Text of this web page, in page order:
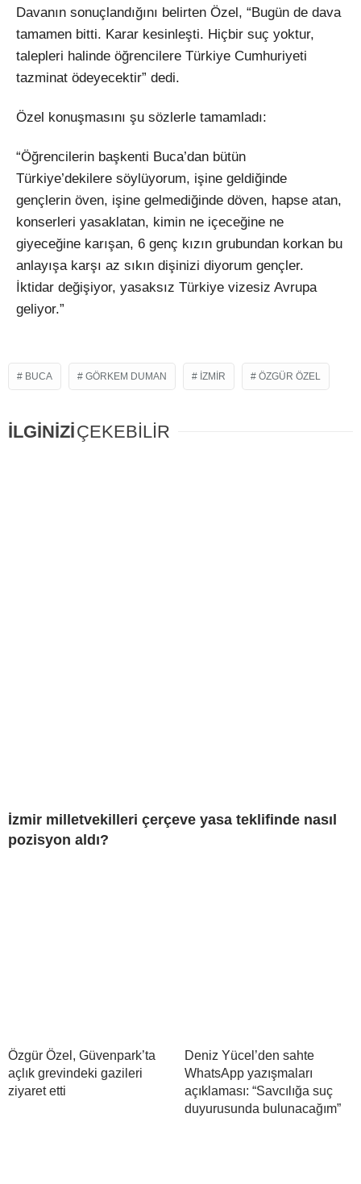
Davanın sonuçlandığını belirten Özel, “Bugün de dava
tamamen bitti. Karar kesinleşti. Hiçbir suç yoktur,
talepleri halinde öğrencilere Türkiye Cumhuriyeti
tazminat ödeyecektir” dedi.
Özel konuşmasını şu sözlerle tamamladı:
“Öğrencilerin başkenti Buca’dan bütün
Türkiye’dekilere söylüyorum, işine geldiğinde
gençlerin öven, işine gelmediğinde döven, hapse atan,
konserleri yasaklatan, kimin ne içeceğine ne
giyeceğine karışan, 6 genç kızın grubundan korkan bu
anlayışa karşı az sıkın dişinizi diyorum gençler.
İktidar değişiyor, yasaksız Türkiye vizesiz Avrupa
geliyor.”
BUCA GÖRKEM DUMAN IZMIR ÖZGÜR ÖZEL
İLGİNİZİÇEKEBİLİR
İzmir milletvekilleri çerçeve yasa teklifinde nasıl
pozisyon aldı?
Özgür Özel, Güvenpark’ta
açlık grevindeki gazileri
ziyaret etti
Deniz Yücel’den sahte
WhatsApp yazışmaları
açıklaması: “Savcılığa suç
duyurusunda bulunacağım”